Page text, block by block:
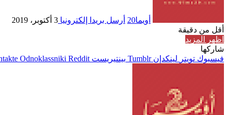
أويما20 أرسل بريدا إلكترونيا 3 أكتوبر، 2019
أقل من دقيقة
اظهر المزيد
شاركها
فيسبوك تويتر لينكدإن بينتيريست Odnoklassniki